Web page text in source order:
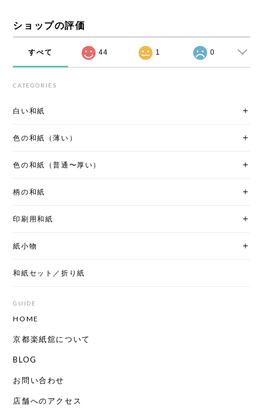
ショップの評価
すべて 44 1 0
CATEGORIES
白い和紙
色の和紙（薄い）
色の和紙（普通〜厚い）
柄の和紙
印刷用和紙
紙小物
和紙セット／折り紙
GUIDE
HOME
京都楽紙舘について
BLOG
お問い合わせ
店舗へのアクセス